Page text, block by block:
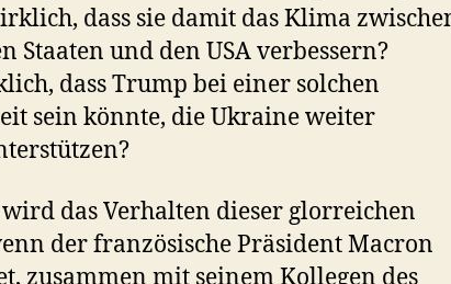
dass sie damit das Klima
Staaten und den USA verbessern?
dass Trump bei einer solchen
sein könnte, die Ukraine weiter
das Verhalten dieser glorreichen
der französische Präsident Macron
zusammen mit seinem Kollegen des